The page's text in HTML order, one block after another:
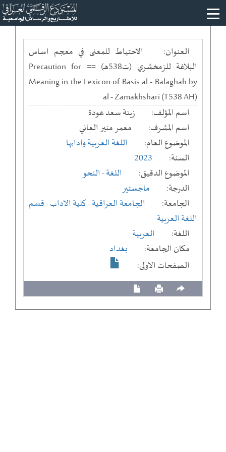
العنوان:
الاحتياط للمعنى في معجم اساس
البلاغة للزمخشري (ت538هـ) == Precaution for
Meaning in the Lexicon of Basis al - Balaghah by
al - Zamakhshari (T538 AH)
اسم المؤلف:
زينة سعد عودة
اسم المشرف:
معمر منير العاني
الموضوع العام:
اللغة العربية وادابها
السنة:
2023
الموضوع الدقيق:
اللغة - النحو
الدرجة:
ماجستير
الجامعة:
الجامعة العراقية- كلية الاداب- قسم
اللغة العربية
اللغة:
العربية
مكان الجامعة:
بغداد
الصفحات الاولى: